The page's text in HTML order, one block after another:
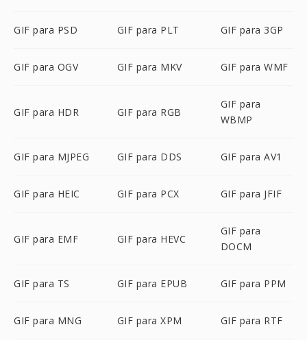
GIF para PSD GIF para PLT GIF para 3GP
GIF para OGV GIF para MKV GIF para WMF
GIF para HDR GIF para RGB
GIF para
WBMP
GIF para MJPEG GIF para DDS GIF para AV1
GIF para HEIC GIF para PCX GIF para JFIF
GIF para EMF GIF para HEVC
GIF para
DOCM
GIF para TS GIF para EPUB GIF para PPM
GIF para MNG GIF para XPM GIF para RTF